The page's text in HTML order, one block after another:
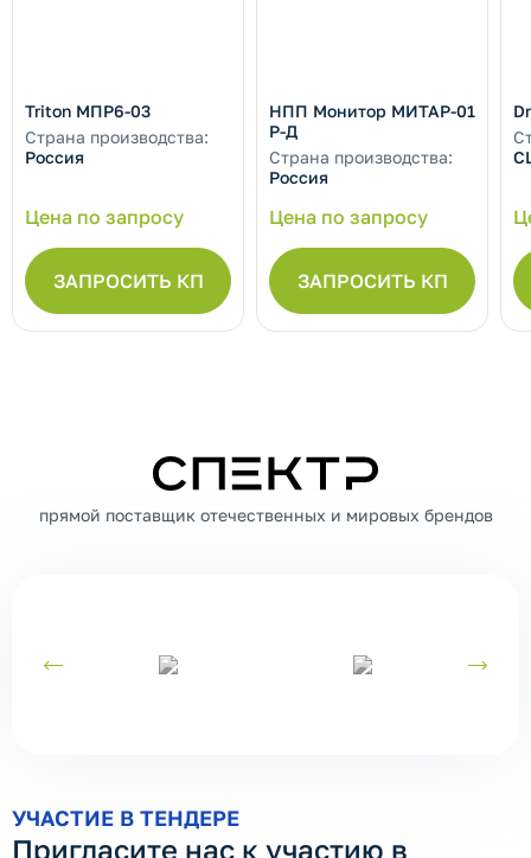
Triton МПР6-03
Страна производства:
Россия
Цена по запросу
ЗАПРОСИТЬ КП
НПП Монитор МИТАР-01
Р-Д
Страна производства:
Россия
Цена по запросу
ЗАПРОСИТЬ КП
СПЕКТР
прямой поставщик отечественных и мировых брендов
УЧАСТИЕ В ТЕНДЕРЕ
Пригласите нас к участию в